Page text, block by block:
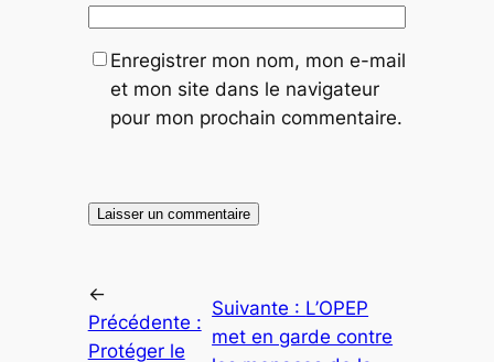
Enregistrer mon nom, mon e-mail
et mon site dans le navigateur
pour mon prochain commentaire.
←
Précédente :
Protéger le
Suivante : L’OPEP
met en garde contre